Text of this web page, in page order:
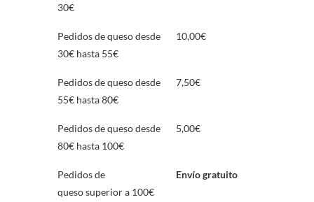
30€
Pedidos de queso desde
30€ hasta 55€
10,00€
Pedidos de queso desde
55€ hasta 80€
7,50€
Pedidos de queso desde
80€ hasta 100€
5,00€
Pedidos de
queso superior a 100€
Envío gratuito